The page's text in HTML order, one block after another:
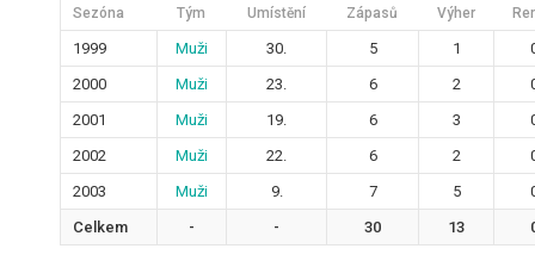
Sezóna Tým Umístění Zápasů Výher
1999 Muži 30. 5 1
2000
Muži 23. 6 2
2001
Muži 19. 6 3
2002
Muži 22. 6 2
2003
Muži 9. 7 5
Celkem
- - 30 13